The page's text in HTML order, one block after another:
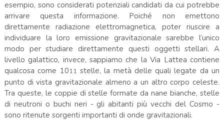
esempio, sono considerati potenziali candidati da cui potrebbe
arrivare questa informazione. Poiché non emettono
direttamente radiazione elettromagnetica, poter riuscire a
individuare la loro emissione gravitazionale sarebbe l’unico
modo per studiare direttamente questi oggetti stellari. A
livello galattico, invece, sappiamo che la Via Lattea contiene
qualcosa come 1011 stelle, la metà delle quali legate da un
punto di vista gravitazionale almeno a un altro corpo celeste.
Tra queste, le coppie di stelle formate da nane bianche, stelle
di neutroni o buchi neri - gli abitanti più vecchi del Cosmo -
sono ritenute sorgenti importanti di onde gravitazionali.